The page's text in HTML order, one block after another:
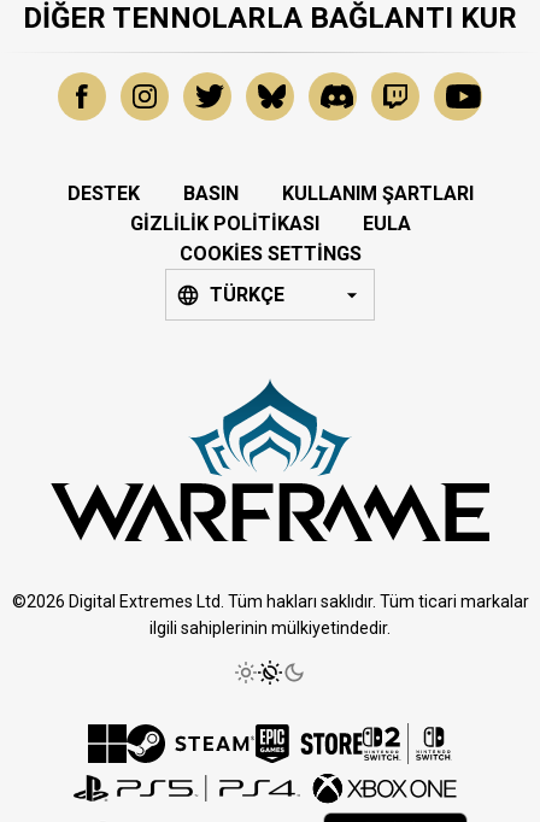
DIĞER TENNOLARLA BAĞLANTI KUR
DESTEK BASIN
KULLANIM ŞARTLARI
GIZLILIK POLITIKASI
EULA
COOKIES SETTINGS
TÜRKÇE
©2026 Digital Extremes Ltd. Tüm hakları saklıdır. Tüm ticari markalar
ilgili sahiplerinin mülkiyetindedir.